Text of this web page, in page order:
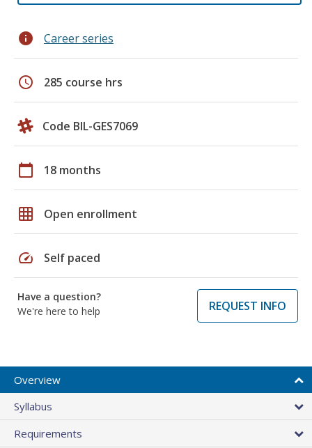
info Career series
schedule 285 course hrs
Code BIL-GES7069
calendar_today 18 months
grid_on Open enrollment
speed Self paced
Have a question?
We're here to help
REQUEST INFO
Overview
Syllabus
Requirements